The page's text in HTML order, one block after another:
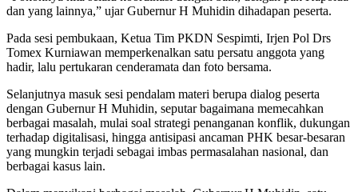
dan yang lainnya,” ujar Gubernur H Muhidin dihadapan peserta.
Pada sesi pembukaan, Ketua Tim PKDN Sespimti, Irjen Pol Drs
Tomex Kurniawan memperkenalkan satu persatu anggota yang
hadir, lalu pertukaran cenderamata dan foto bersama.
Selanjutnya masuk sesi pendalam materi berupa dialog peserta
dengan Gubernur H Muhidin, seputar bagaimana memecahkan
berbagai masalah, mulai soal strategi penanganan konflik, dukungan
terhadap digitalisasi, hingga antisipasi ancaman PHK besar-besaran
yang mungkin terjadi sebagai imbas permasalahan nasional, dan
berbagai kasus lain.